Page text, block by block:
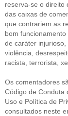
reserva-se o direito
das caixas de
que contrariem as
bom
de caráter
violência,
racista, terrorista,
Os comentadores
Código de Conduta
Uso e Política de
consultados neste